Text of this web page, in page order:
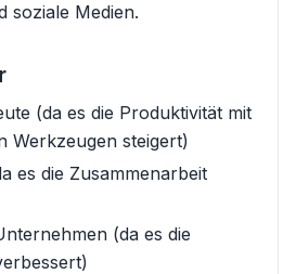
soziale Medien.
(da es die Produktivität mit
Werkzeugen steigert)
es die Zusammenarbeit
(da es die